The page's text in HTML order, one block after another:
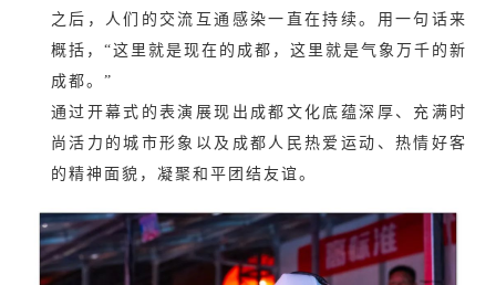
之后，人们的交流互通感染一直在持续。用一句话来
概括，“这里就是现在的成都，这里就是气象万千的新
成都。”
通过开幕式的表演展现出成都文化底蕴深厚、充满时
尚活力的城市形象以及成都人民热爱运动、热情好客
的精神面貌，凝聚和平团结友谊。